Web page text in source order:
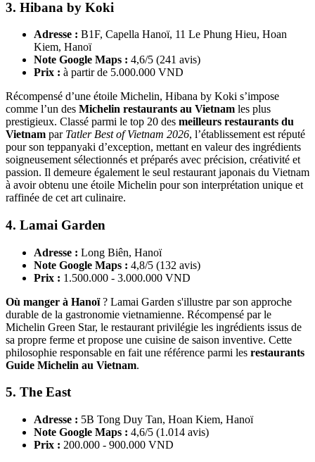
3. Hibana by Koki
Adresse : B1F, Capella Hanoï, 11 Le Phung Hieu, Hoan
Kiem, Hanoï
Note Google Maps : 4,6/5 (241 avis)
Prix : à partir de 5.000.000 VND
Récompensé d’une étoile Michelin, Hibana by Koki s’impose
comme l’un des Michelin restaurants au Vietnam les plus
prestigieux. Classé parmi le top 20 des meilleurs restaurants du
Vietnam par Tatler Best of Vietnam 2026, l’établissement est réputé
pour son teppanyaki d’exception, mettant en valeur des ingrédients
soigneusement sélectionnés et préparés avec précision, créativité et
passion. Il demeure également le seul restaurant japonais du Vietnam
à avoir obtenu une étoile Michelin pour son interprétation unique et
raffinée de cet art culinaire.
4. Lamai Garden
Adresse : Long Biên, Hanoï
Note Google Maps : 4,8/5 (132 avis)
Prix : 1.500.000 - 3.000.000 VND
Où manger à Hanoï? Lamai Garden s'illustre par son approche
durable de la gastronomie vietnamienne. Récompensé par le
Michelin Green Star, le restaurant privilégie les ingrédients issus de
sa propre ferme et propose une cuisine de saison inventive. Cette
philosophie responsable en fait une référence parmi les restaurants
Guide Michelin au Vietnam.
5. The East
Adresse : 5B Tong Duy Tan, Hoan Kiem, Hanoï
Note Google Maps : 4,6/5 (1.014 avis)
Prix : 200.000 - 900.000 VND